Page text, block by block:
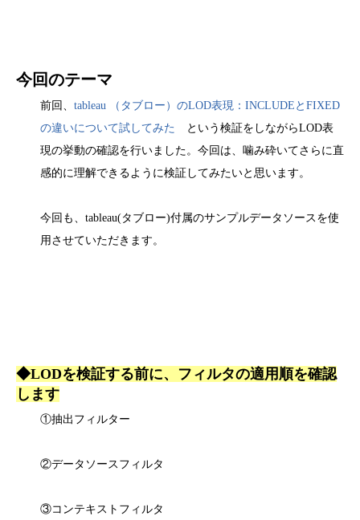
今回のテーマ
前回、 tableau （タブロー）のLOD表現：INCLUDEとFIXED
の違いについて試してみた
という検証をしながらLOD表
現の挙動の確認を行いました。今回は、噛み砕いてさらに直
感的に理解できるように検証してみたいと思います。
今回も、tableau(タブロー)付属のサンプルデータソースを使
用させていただきます。
◆LODを検証する前に、フィルタの適用順を確認
します
①抽出フィルター
②データソースフィルタ
③コンテキストフィルタ